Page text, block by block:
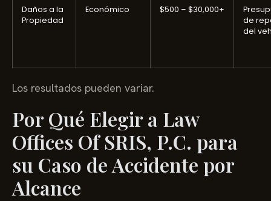
Daños a la
Propiedad
Económico $500 – $30,000+
de
del
Los resultados pueden variar.
Por Qué Elegir a Law
Offices Of SRIS, P.C. para
su Caso de Accidente por
Alcance